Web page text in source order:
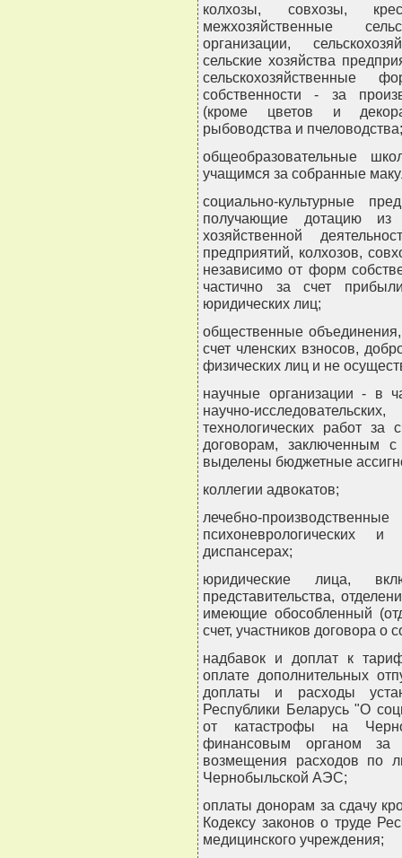
колхозы, совхозы,
межхозяйственные
организации,
сельские хозяйства
сельскохозяйственные
собственности - за
(кроме цветов и
рыбоводства и пчеловодства;
общеобразовательные
учащимся за собранные
социально-культурные
получающие дотацию
хозяйственной
предприятий, колхозов,
независимо от форм
частично за счет
юридических лиц;
общественные
счет членских взносов,
физических лиц и не
научные организации - в
научно-
технологических работ
договорам, заключенным
выделены бюджетные
коллегии адвокатов;
лечебно-
психоневрологических
диспансерах;
юридические лица,
представительства,
имеющие обособленный
счет, участников договора о
надбавок и доплат к
оплате дополнительных
доплаты и расходы
Республики Беларусь "О
от катастрофы на
финансовым органом за
возмещения расходов по
Чернобыльской АЭС;
оплаты донорам за сдачу
Кодексу законов о труде
медицинского учреждения;